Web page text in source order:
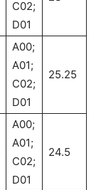
C02;
D01
A00;
A01;
C02;
D01
25.25
A00;
A01;
C02;
D01
24.5